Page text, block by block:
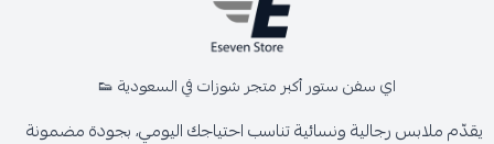
اي سفن ستور أكبر متجر شوزات في السعودية 👟
يقدّم ملابس رجالية ونسائية تناسب احتياجك اليومي، بجودة مضمونة